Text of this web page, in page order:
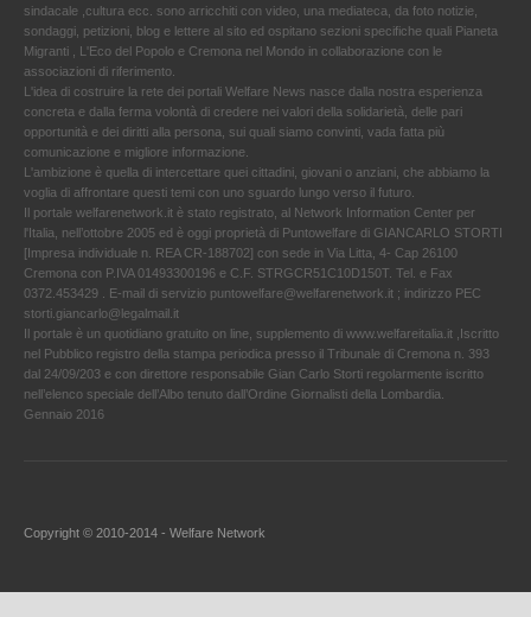
sindacale ,cultura ecc. sono arricchiti con video, una mediateca, da foto notizie,
sondaggi, petizioni, blog e lettere al sito ed ospitano sezioni specifiche quali Pianeta
Migranti , L'Eco del Popolo e Cremona nel Mondo in collaborazione con le
associazioni di riferimento.
L'idea di costruire la rete dei portali Welfare News nasce dalla nostra esperienza
concreta e dalla ferma volontà di credere nei valori della solidarietà, delle pari
opportunità e dei diritti alla persona, sui quali siamo convinti, vada fatta più
comunicazione e migliore informazione.
L'ambizione è quella di intercettare quei cittadini, giovani o anziani, che abbiamo la
voglia di affrontare questi temi con uno sguardo lungo verso il futuro.
Il portale welfarenetwork.it è stato registrato, al Network Information Center per
l'Italia, nell’ottobre 2005 ed è oggi proprietà di Puntowelfare di GIANCARLO STORTI
[Impresa individuale n. REA CR-188702] con sede in Via Litta, 4- Cap 26100
Cremona con P.IVA 01493300196 e C.F. STRGCR51C10D150T. Tel. e Fax
0372.453429 . E-mail di servizio puntowelfare@welfarenetwork.it ; indirizzo PEC
storti.giancarlo@legalmail.it
Il portale è un quotidiano gratuito on line, supplemento di www.welfareitalia.it ,Iscritto
nel Pubblico registro della stampa periodica presso il Tribunale di Cremona n. 393
dal 24/09/203 e con direttore responsabile Gian Carlo Storti regolarmente iscritto
nell’elenco speciale dell’Albo tenuto dall’Ordine Giornalisti della Lombardia.
Gennaio 2016
Copyright © 2010-2014 - Welfare Network